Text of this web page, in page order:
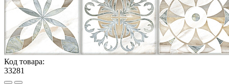
Код товара:
33281